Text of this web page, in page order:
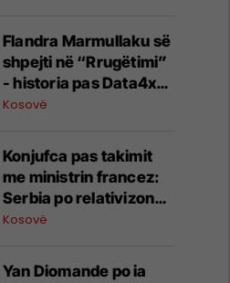
Flandra Marmullaku së
shpejti në “Rrugëtimi”
- historia pas Data4x
dhe çmimit ICT Women
Kosovë
Konjufca pas takimit
me ministrin francez:
Serbia po relativizon
krimet e luftës, kjo s’ka
demokratike
Kosovë
Yan Diomande po ia